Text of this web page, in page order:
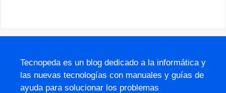
Tecnopeda es un blog dedicado a la informática y
las nuevas tecnologías con manuales y guías de
ayuda para solucionar los problemas